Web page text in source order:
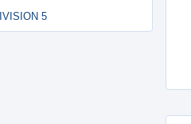
5